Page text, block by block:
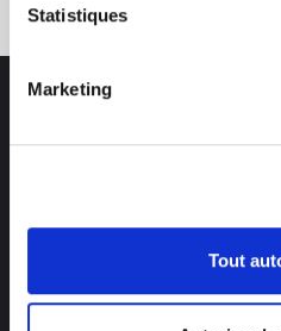
Statistiques
Marketing
Tout
03 89 59 05 50
de 8h à 12h et de 14h à